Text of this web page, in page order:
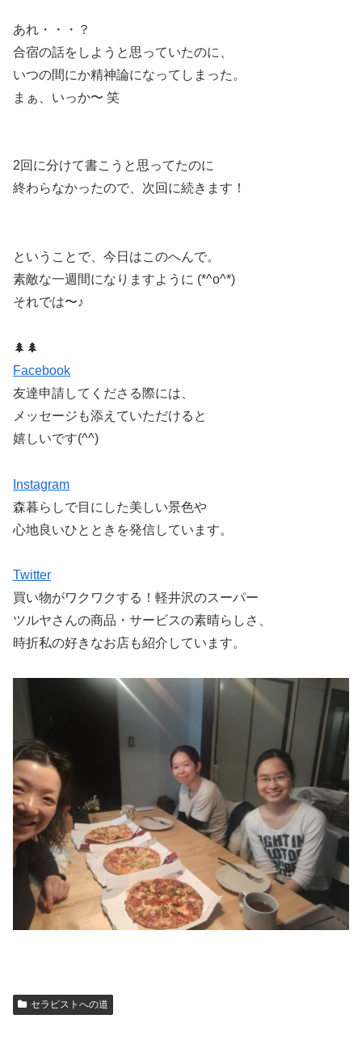
あれ・・・？
合宿の話をしようと思っていたのに、
いつの間にか精神論になってしまった。
まぁ、いっか〜 笑
2回に分けて書こうと思ってたのに
終わらなかったので、次回に続きます！
ということで、今日はこのへんで。
素敵な一週間になりますように (*^o^*)
それでは〜♪
🌲🌲
Facebook
友達申請してくださる際には、
メッセージも添えていただけると
嬉しいです(^^)
Instagram
森暮らしで目にした美しい景色や
心地良いひとときを発信しています。
Twitter
買い物がワクワクする！軽井沢のスーパー
ツルヤさんの商品・サービスの素晴らしさ、
時折私の好きなお店も紹介しています。
セラピストへの道